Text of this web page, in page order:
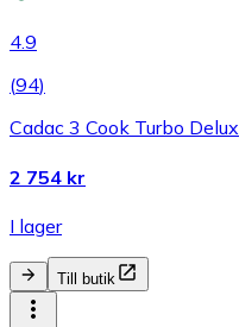
4.9
(94)
Cadac 3 Cook Turbo Delux
2 754 kr
I lager
Till butik